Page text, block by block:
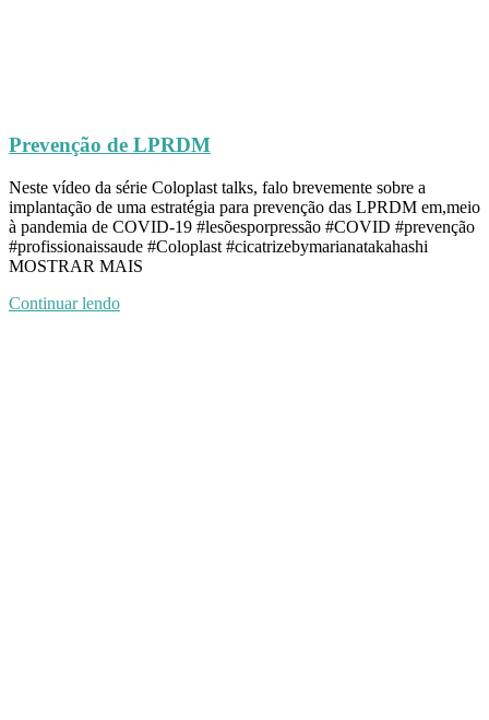
Prevenção de LPRDM
Neste vídeo da série Coloplast talks, falo brevemente sobre a
implantação de uma estratégia para prevenção das LPRDM em,meio
à pandemia de COVID-19 #lesõesporpressão #COVID #prevenção
#profissionaissaude #Coloplast #cicatrizebymarianatakahashi
MOSTRAR MAIS
Continuar lendo